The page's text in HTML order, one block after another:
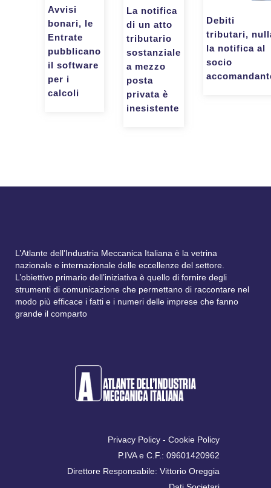
Avvisi
bonari, le
Entrate
pubblicano
il software
per i
calcoli
La notifica
di un atto
tributario
sostanziale
a mezzo
posta
privata è
inesistente
Debiti
tributari,
la notifica al
socio
L’Atlante dell’Industria Meccanica Italiana è la vetrina
nazionale e internazionale delle eccellenze del settore.
L’obiettivo primario dell’iniziativa è quello di fornire degli
strumenti di comunicazione che permettano di raccontare nel
modo più efficace i fatti e i numeri delle imprese che fanno
grande il comparto
Privacy Policy - Cookie Policy
P.IVA e C.F.: 09601420962
Direttore Responsabile: Vittorio Oreggia